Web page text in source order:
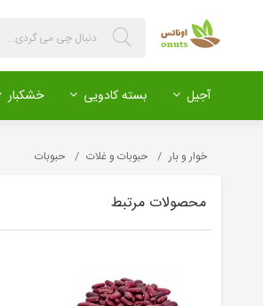
آجیل بسته کادویی خشکبار
خوار و بار حبوبات و غلات حبوبات
محصولات مرتبط